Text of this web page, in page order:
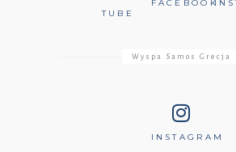
TUBE
FACEBOOK
Wyspa Samos Grecja
INSTAGRAM